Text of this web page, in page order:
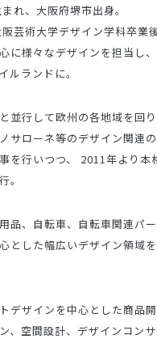
れ、大阪府堺市出身。
芸術大学デザイン学科卒業
に様々なデザインを担当し
ルランドに。
並行して欧州の各地域を回
サローネ等のデザイン関連
を行いつつ、 2011年より
。
品、自転車、自転車関連パ
とした幅広いデザイン領域
デザインを中心とした商品
、空間設計、デザインコン